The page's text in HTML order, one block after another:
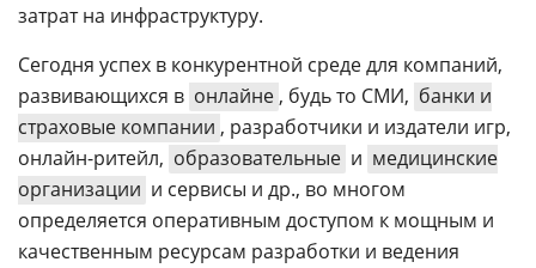
затрат на инфраструктуру.
Сегодня успех в конкурентной среде для компаний,
развивающихся в онлайне , будь то СМИ, банки и
страховые компании , разработчики и издатели игр,
онлайн-ритейл, образовательные и медицинские
организации и сервисы и др., во многом
определяется оперативным доступом к мощным и
качественным ресурсам разработки и ведения